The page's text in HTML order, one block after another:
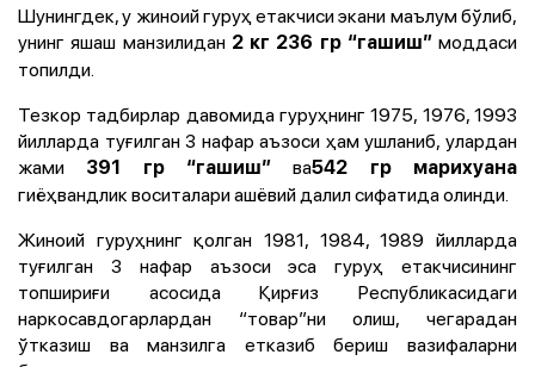
Шунингдек, у жиноий гуруҳ етакчиси экани маълум бўлиб,
унинг яшаш манзилидан 2 кг 236 гр “гашиш”моддаси
топилди.
Тезкор тадбирлар давомида гуруҳнинг 1975, 1976, 1993
йилларда туғилган 3 нафар аъзоси ҳам ушланиб, улардан
жами
391 гр “гашиш”ва542 гр марихуана
гиёҳвандлик воситалари ашёвий далил сифатида олинди.
Жиноий гуруҳнинг қолган 1981, 1984, 1989 йилларда
туғилган 3 нафар аъзоси эса гуруҳ етакчисининг
топшириғи асосида Қирғиз Республикасидаги
наркосавдогарлардан “товар”ни олиш, чегарадан
ўтказиш ва манзилга етказиб бериш вазифаларни